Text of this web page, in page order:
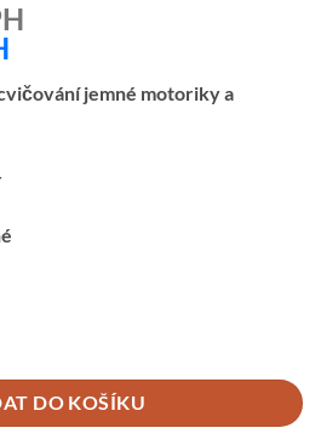
jemné motoriky a
množství
DO KOŠÍKU